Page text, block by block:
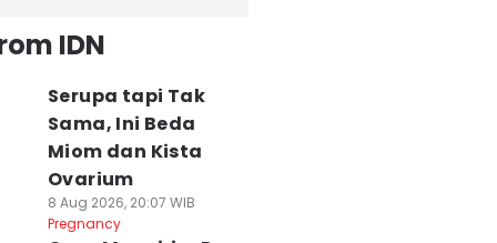
IDN
Serupa tapi Tak
Sama, Ini Beda
Miom dan Kista
Ovarium
8 Aug 2026, 20:07 WIB
Pregnancy